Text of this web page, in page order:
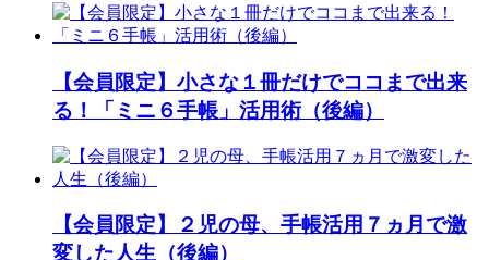
【会員限定】小さな１冊だけでココまで出来
る！「ミニ６手帳」活用術（後編）
【会員限定】２児の母、手帳活用７ヵ月で激
変した人生（後編）